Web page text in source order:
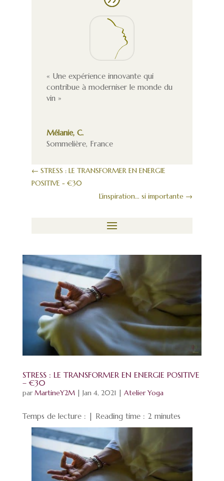
« Une expérience innovante qui
contribue à moderniser le monde du
vin »
Mélanie, C.
Sommelière, France
← STRESS : LE TRANSFORMER EN ENERGIE
POSITIVE - €30
L’inspiration… si importante →
STRESS : LE TRANSFORMER EN ENERGIE POSITIVE
– €30
parMartineY2M| Jan 4, 2021 Atelier Yoga
Temps de lecture : | Reading time : 2 minutes